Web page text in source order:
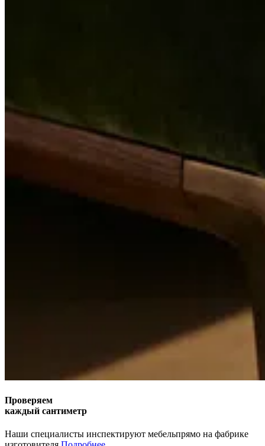
Проверяем
каждый сантиметр
Наши специалисты инспектируют мебельпрямо на фабрике